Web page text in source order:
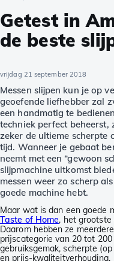
Getest in
de beste
vrijdag 21 september 2018
Messen slijpen kun je op
geoefende liefhebber zal
een handmatig te
techniek perfect beheerst,
zeker de ultieme scherpte
tijd. Wanneer je gebaat
neemt met een “gewoon
slijpmachine uitkomst
messen weer zo scherp
goede machine hebt.
Maar wat is dan een goede
Taste of Home, het grootste
Daarom hebben ze
prijscategorie van 20 tot
gebruiksgemak, scherpte
en prijs-kwaliteitverhouding.